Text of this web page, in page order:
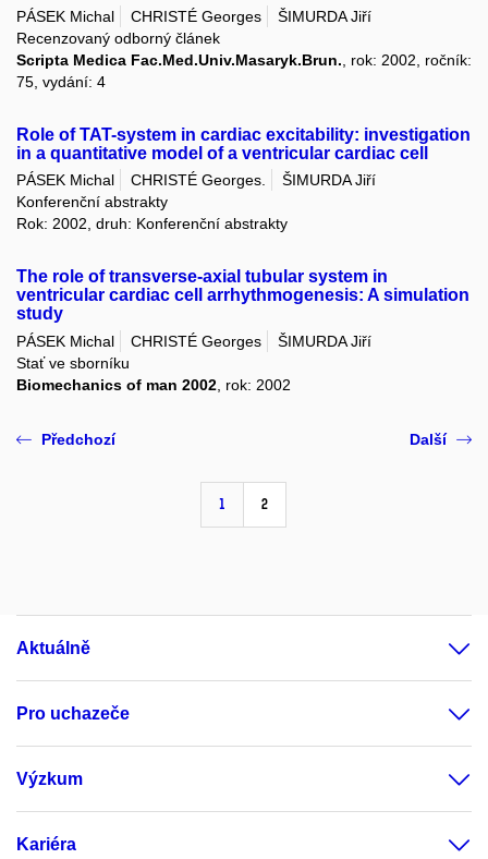
PÁSEK Michal CHRISTÉ Georges
ŠIMURDA Jiří
Recenzovaný odborný článek
Scripta Medica Fac.Med.Univ.Masaryk.Brun. , rok: 2002, ročník:
75, vydání: 4
Role of TAT-system in cardiac excitability: investigation
in a quantitative model of a ventricular cardiac cell
PÁSEK Michal CHRISTÉ Georges.
ŠIMURDA Jiří
Konferenční abstrakty
Rok: 2002, druh: Konferenční abstrakty
The role of transverse-axial tubular system in
ventricular cardiac cell arrhythmogenesis: A simulation
study
PÁSEK Michal CHRISTÉ Georges
ŠIMURDA Jiří
Stať ve sborníku
Biomechanics of man 2002 , rok: 2002
Předchozí
1 2
Další
Aktuálně
Pro uchazeče
Výzkum
Kariéra